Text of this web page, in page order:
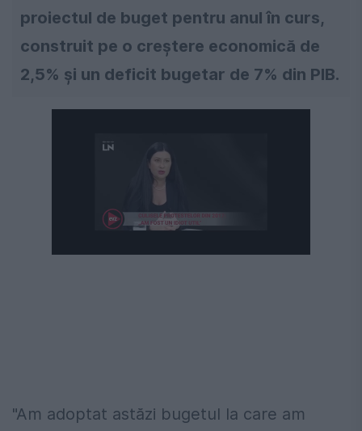
proiectul de buget pentru anul în curs,
construit pe o creştere economică de
2,5% şi un deficit bugetar de 7% din PIB.
"Am adoptat astăzi bugetul la care am